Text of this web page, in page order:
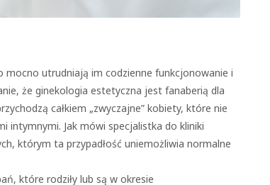
mocno utrudniają im codzienne funkcjonowanie i
że ginekologia estetyczna jest fanaberią dla
całkiem „zwyczajne” kobiety, które nie
intymnymi. Jak mówi specjalistka do kliniki
którym ta przypadłość uniemożliwia normalne
które rodziły lub są w okresie